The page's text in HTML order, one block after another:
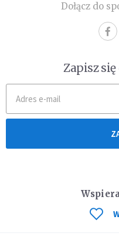
Dołącz do
Zapisz